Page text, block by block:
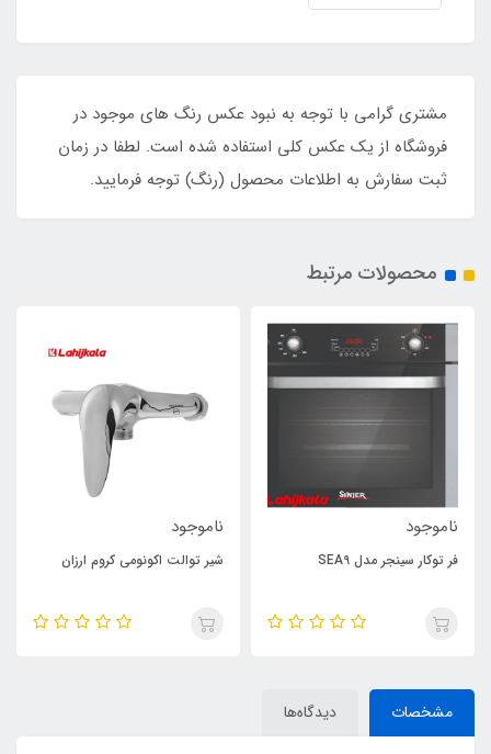
مشتری گرامی با توجه به نبود عکس رنگ های موجود در
فروشگاه از یک عکس کلی استفاده شده است. لطفا در زمان
ثبت سفارش به اطلاعات محصول (رنگ) توجه فرمایید.
محصولات مرتبط
ناموجود
فر توکار سینجر مدل SEA9
ناموجود
شیر توالت اکونومی کروم ارزان
مشخصات دیدگاه‌ها